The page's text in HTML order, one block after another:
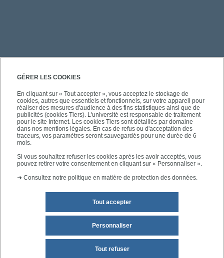
GÉRER LES COOKIES
En cliquant sur « Tout accepter », vous acceptez le stockage de
cookies, autres que essentiels et fonctionnels, sur votre appareil pour
réaliser des mesures d'audience à des fins statistiques ainsi que de
publicités (cookies Tiers). L'université est responsable de traitement
pour le site Internet. Les cookies Tiers sont détaillés par domaine
dans nos mentions légales. En cas de refus ou d'acceptation des
traceurs, vos paramètres seront sauvegardés pour une durée de 6
mois.
Si vous souhaitez refuser les cookies après les avoir acceptés, vous
pouvez retirer votre consentement en cliquant sur « Personnaliser ».
➜ Consultez notre politique en matière de protection des données.
Tout accepter
Tout refuser
Personnaliser
PRATIQUE
ACCÈS RAPIDES
SUIVEZ-NOUS
Mentions légales Plan du site